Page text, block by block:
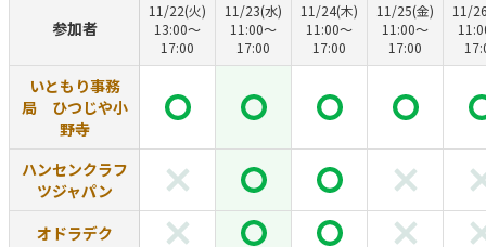
参加者
11/22(火)
13:00〜
17:00
11/23(水)
11:00〜
17:00
11/24(木)
11:00〜
17:00
11/25(金)
11:00〜
17:00
11/
いともり事務
局 ひつじや小
野寺
ハンセンクラフ
ツジャパン
オドラデク